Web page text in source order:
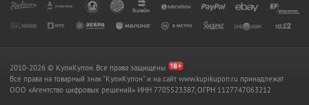
2010-2026 © КупиКупон. Все права защищены.
Все права на товарный знак "КупиКупон" и на сайт www.kupikupon.ru принадлежат
OOO «Агентство цифровых решений» ИНН 7705523387, ОГРН 1127747063212